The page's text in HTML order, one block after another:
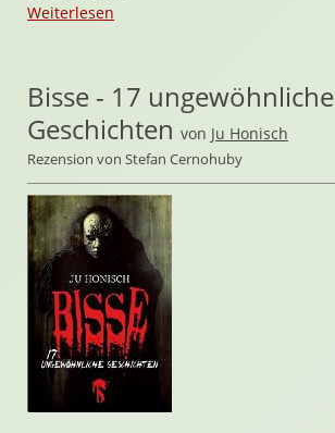
Weiterlesen
Bisse - 17 ungewöhnliche
Geschichten von Ju Honisch
Rezension von Stefan Cernohuby